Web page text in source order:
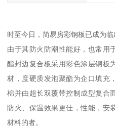
时至今日，简易房彩钢板已成为临
由于其防火防潮性能好，也常用
酯封边复合板采用彩色涂层钢板
材，度硬质发泡聚酯为企口填充
棉并由超长双覆带控制成型复合
防火、保温效果更佳，性能，安
材料的者。